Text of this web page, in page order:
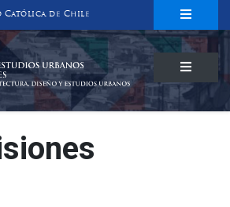
de Chile
ESTUDIOS URBANOS